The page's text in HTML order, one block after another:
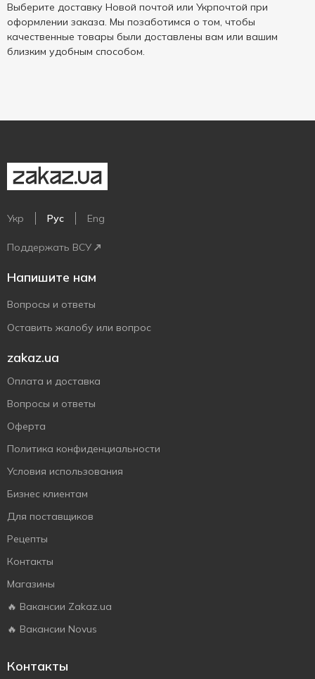
Выберите доставку Новой почтой или Укрпочтой при
оформлении заказа. Мы позаботимся о том, чтобы
качественные товары были доставлены вам или вашим
близким удобным способом.
Укр Рус Eng
Поддержать ВСУ
Напишите нам
Вопросы и ответы
Оставить жалобу или вопрос
zakaz.ua
Оплата и доставка
Вопросы и ответы
Оферта
Политика конфиденциальности
Условия использования
Бизнес клиентам
Для поставщиков
Рецепты
Контакты
Магазины
🔥 Вакансии Zakaz.ua
🔥 Вакансии Novus
Контакты